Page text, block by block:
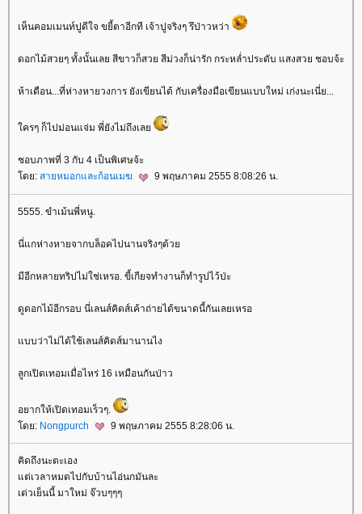
เห็นคอมเมนท์ปูดีใจ ขยี้ตาอีกที เจ้าปูจริงๆ รึป่าวหว่า
ดอกไม้สวยๆ ทั้งนั้นเลย สีขาวก็สวย สีม่วงก็น่ารัก กระหล่ำประดับ แสงสวย ชอบจ้ะ
ห้าเดือน...ที่ห่างหายวงการ ยังเขียนได้ กับเครื่องมือเขียนแบบใหม่ เก่งนะเนี่ย...
ครๆ ก็ไปม่อนแจ่ม พี่ยังไม่ถึงเล
ชอบภาพที่ 3 กับ 4 เป็นพิเศษจ้ะ
ดย: สายหมอกและก้อนเมฆ 9 พฤษภาคม 2555 8:08:26 น.
5555. ขำเม้นพี่หนู.
นี่แกห่างหายจากบล็อคไปนานจริงๆด้ว
มีอีกหลายทริปไม่ใช่เหรอ. ขี้เกียจทำงานก็ทำรูปไว้ป่ะ
ดูดอกไม้อีกรอบ นี่เลนส์คิดส์เค้าถ่ายได้ขนาดนี้กันเลยเหรอ
บบว่าไม่ได้ใช้เลนส์คิดส์มานานไง
ลูกเปิดเทอมเมื่อไหร่ 16 เหมือนกันป่าว
อยากให้เปิดเทอมเร็วๆ.
ดย: Nongpurch 9 พฤษภาคม 2555 8:28:06 น.
คิดถึงนะตะเอง
ต่เวลาหมดไปกับบ้านไอ่นกมันละ
เด่วเย็นนี้ มาใหม่ จ๊วบๆๆๆ